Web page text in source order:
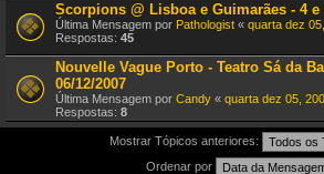
Scorpions @ Lisboa e Guimarães - 4 e
Última Mensagem por Pathologist « quarta dez
Respostas: 45
Nouvelle Vague Porto - Teatro Sá da
06/12/2007
Última Mensagem por Candy « quarta dez 05,
Respostas: 8
Mostrar Tópicos anteriores:
Ordenar por